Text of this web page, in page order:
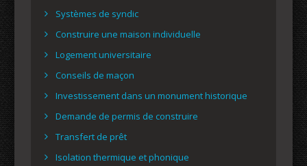
Systèmes de syndic
Construire une maison individuelle
Logement universitaire
Conseils de maçon
Investissement dans un monument historique
Demande de permis de construire
Transfert de prêt
Isolation thermique et phonique